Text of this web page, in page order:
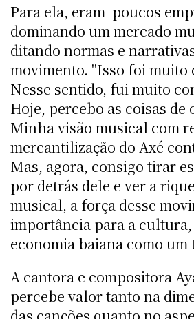
Para ela, eram poucos
dominando um mercado
ditando normas e
movimento. "Isso foi muito
Nesse sentido, fui muito
Hoje, percebo as coisas de
Minha visão musical com
mercantilização do Axé
Mas, agora, consigo tirar
por detrás dele e ver a
musical, a força desse
importância para a cultura,
economia baiana como um
A cantora e compositora
percebe valor tanto na
das canções quanto no